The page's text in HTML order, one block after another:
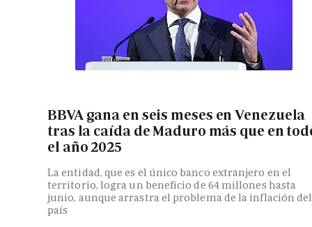
BBVA gana en seis meses en Venezuela
tras la caída de Maduro más que en
el año 2025
La entidad, que es el único banco extranjero en el
territorio, logra un beneficio de 64 millones hasta
junio, aunque arrastra el problema de la inflación del
país